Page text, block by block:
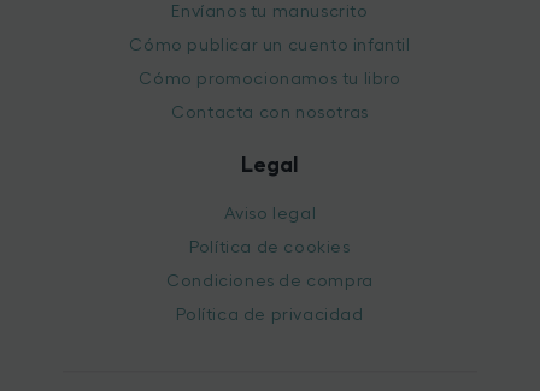
Envíanos tu manuscrito
Cómo publicar un cuento infantil
Cómo promocionamos tu libro
Contacta con nosotras
Legal
Aviso legal
Política de cookies
Condiciones de compra
Política de privacidad